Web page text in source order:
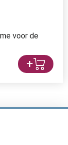
voor de
+